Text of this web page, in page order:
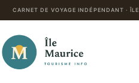
CARNET DE VOYAGE INDÉPENDANT ·